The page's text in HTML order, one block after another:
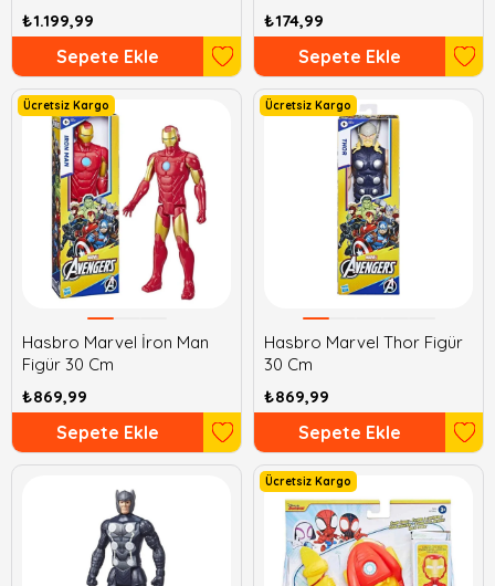
₺1.199,99
Sepete Ekle
₺174,99
Sepete Ekle
Hasbro Marvel İron Man
Figür 30 Cm
₺869,99
Ücretsiz Kargo
Sepete Ekle
Hasbro Marvel Thor Figür
30 Cm
₺869,99
Ücretsiz Kargo
Sepete Ekle
Ücretsiz Kargo